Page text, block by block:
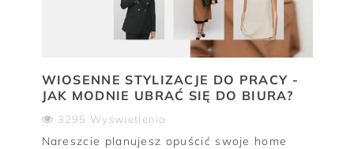
WIOSENNE STYLIZACJE DO PRACY -
JAK MODNIE UBRAĆ SIĘ DO BIURA?
3295 Wyświetlenia
Nareszcie planujesz opuścić swoje home